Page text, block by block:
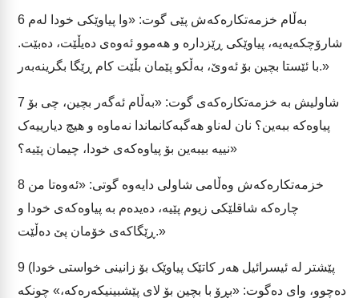
6
شارۆچکەیەیە، پیاوێکی ڕێزدارە و هەموو ئەوەی دەیڵێت، دەبێت.
با ئێستا بچین بۆ ئەوێ، بەڵکو پێمان بڵێت کام ڕێگا بگرینەبەر.»
7
پیاوەکە ببەین؟ نان لەناو هەگبەکانماندا نەماوە و هیچ دیارییەک
نییە بیبەین بۆ پیاوەکەی خودا، چیمان پێیە؟»
8
چارەکە شاقلێکی زیوم پێیە، دەیدەم بە پیاوەکەی خودا و
ڕێگاکەی خۆمان پێ دەڵێت.»
9 (پێشتر لە ئیسرائیل هەر کاتێک پیاوێک بۆ زانینی خواستی خودا
دەچوو، وای دەگوت: «بڕۆ با بچین بۆ لای پێشبینیکەرەکە،» چونکە